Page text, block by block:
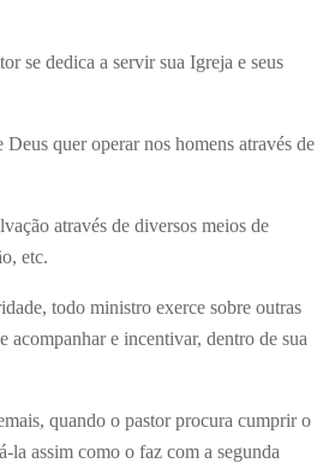
se dedica a servir sua Igreja e seus
quer operar nos homens através de
através de diversos meios de
etc.
todo ministro exerce sobre outras
acompanhar e incentivar, dentro de sua
quando o pastor procura cumprir o
la assim como o faz com a segunda